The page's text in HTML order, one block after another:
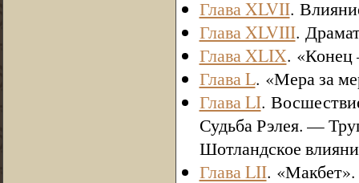
Глава XLVII.
Глава XLVIII.
Глава XLIX. «Конец
Глава L. «Мера за
Глава LI.
Судьба Рэлея. —
Шотландское
Глава LII.